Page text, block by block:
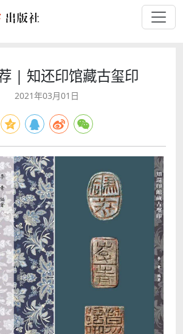
| 知还印馆藏古玺印
2021年03月01日